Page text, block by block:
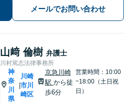
議・調停、不貞慰謝料、財産分与、養
育費など。
メールでお問い合わせ
山﨑 倫樹 弁護士
川村篤志法律事務所
神
奈
川
県
川崎
市川
崎区
京急川崎
駅 から徒
歩6分
営業時間：10:00
~18:00（土日祝
日）